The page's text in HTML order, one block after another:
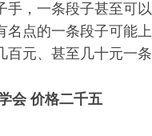
手，一条段子甚至可
名点的一条段子可能
元、甚至几十元一条
会 价格二千五